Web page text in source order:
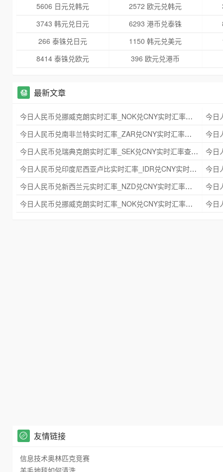
5606 日元兑韩元
2572 欧元兑韩元
3743 韩元兑日元
6293 港币兑泰铢
266 泰铢兑日元
1150 韩元兑美元
8414 泰铢兑欧元
396 欧元兑港币
最新文章
今日人民币兑挪威克朗实时汇率_NOK兑CNY实时汇率查询 2025年09月21日
今日人民币兑南非兰特实时汇率_ZAR兑CNY实时汇率查询 2025年09月21日
今日人民币兑瑞典克朗实时汇率_SEK兑CNY实时汇率查询 2025年09月21日
今日人民币兑印度尼西亚卢比实时汇率_IDR兑CNY实时汇率查询 2025年09月21日
今日人民币兑新西兰元实时汇率_NZD兑CNY实时汇率查询 2025年09月21日
今日人民币兑挪威克朗实时汇率_NOK兑CNY实时汇率查询 2025年09月21日
友情链接
信息技术奥林匹克竞赛
羊毛地毯如何清洗